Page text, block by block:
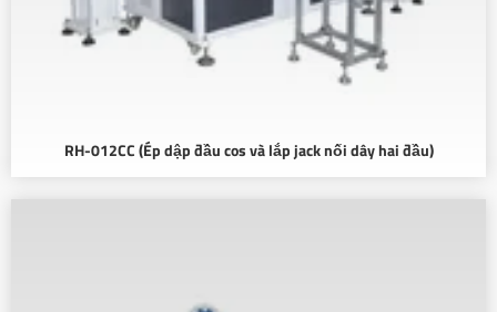
RH-012CC (Ép dập đầu cos và lắp jack nối dây hai đầu)